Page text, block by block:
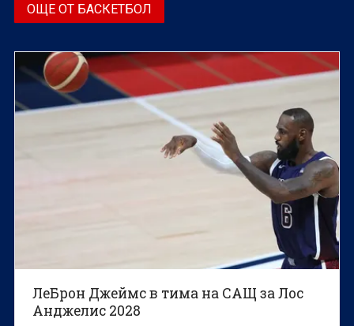
ОЩЕ ОТ БАСКЕТБОЛ
ЛеБрон Джеймс в тима на САЩ за Лос
Анджелис 2028